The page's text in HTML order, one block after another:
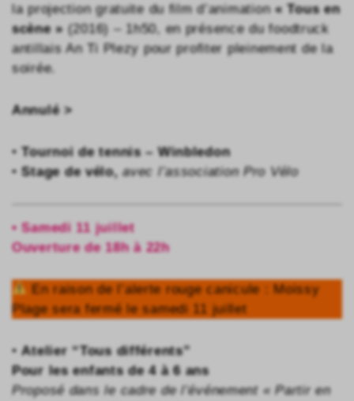
la projection gratuite du film d’animation« Tous en
scène » (2016) – 1h50, en présence du foodtruck
antillais An Ti Plezy pour profiter pleinement de la
soirée.
Annulé >
•Tournoi de tennis – Winbledon
•Stage de vélo, avec l’association Pro Vélo
• Samedi 11 juillet
Ouverture de 18h à 22h
En raison de l’alerte rouge canicule : Moissy
Plage sera fermé le samedi 11 juillet
•Atelier “Tous différents”
Pour les enfants de 4 à 6 ans
Proposé dans le cadre de l’événement « Partir en